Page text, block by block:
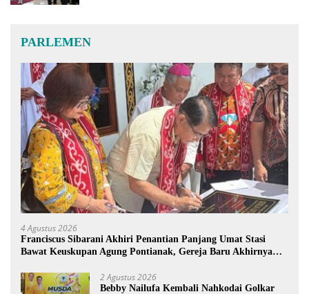
PARLEMEN
4 Agustus 2026
Franciscus Sibarani Akhiri Penantian Panjang Umat Stasi
Bawat Keuskupan Agung Pontianak, Gereja Baru Akhirnya
2 Agustus 2026
Bebby Nailufa Kembali Nahkodai Golkar